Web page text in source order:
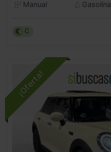
Manual
Gasolina
C